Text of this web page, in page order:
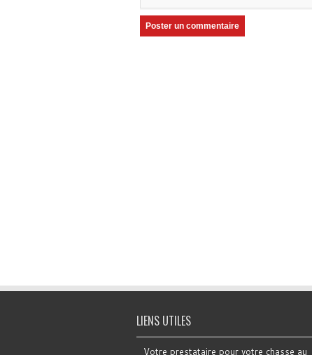
LIENS UTILES
Votre prestataire pour votre chasse au